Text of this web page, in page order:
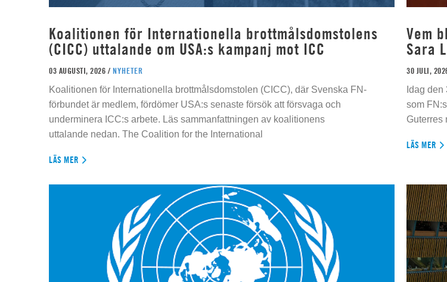
Koalitionen för Internationella brottmålsdomstolens
(CICC) uttalande om USA:s kampanj mot ICC
03 AUGUSTI, 2026 / NYHETER
Koalitionen för Internationella brottmålsdomstolen (CICC), där Svenska FN-
förbundet är medlem, fördömer USA:s senaste försök att försvaga och
underminera ICC:s arbete. Läs sammanfattningen av koalitionens
uttalande nedan. The Coalition for the International
LÄS MER
Vem
Sara
30 JULI,
Idag
som
Guterres
LÄS MER